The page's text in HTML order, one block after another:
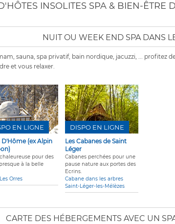
INSOLITES SPA & BIEN-ÊTRE
NUIT OU WEEK END SPA DANS
sauna, spa privatif, bain nordique, jacuzzi, ... profitez
et vous relaxer.
(ex Alpin
pour des
à la belle
Orres
EN LIGNE
Les Cabanes de Saint
Léger
Cabanes perchées pour une
pause nature aux portes des
Ecrins.
Cabane dans les arbres
Saint-Léger-les-Mélèzes
DISPO EN LIGNE
CARTE DES HÉBERGEMENTS AVEC UN